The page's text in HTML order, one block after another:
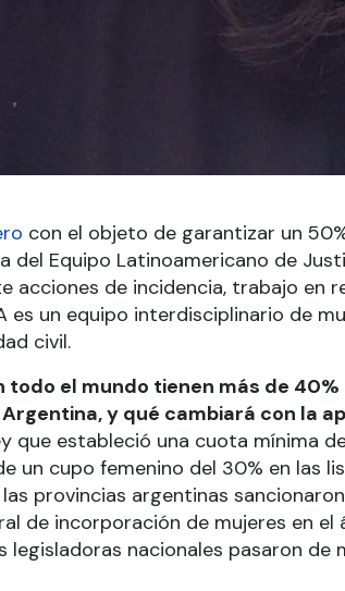
con el objeto de garantizar un
Equipo Latinoamericano de
de incidencia, trabajo en
es un equipo interdisciplinario de
civil.
todo el mundo tienen más de
y qué cambiará con la
que estableció una cuota mínima
un cupo femenino del 30% en las
provincias argentinas
de incorporación de mujeres en
legisladoras nacionales pasaron